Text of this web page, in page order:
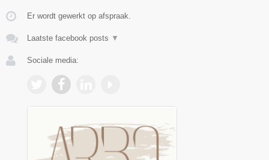
Er wordt gewerkt op afspraak.
Laatste facebook posts ▼
Sociale media: